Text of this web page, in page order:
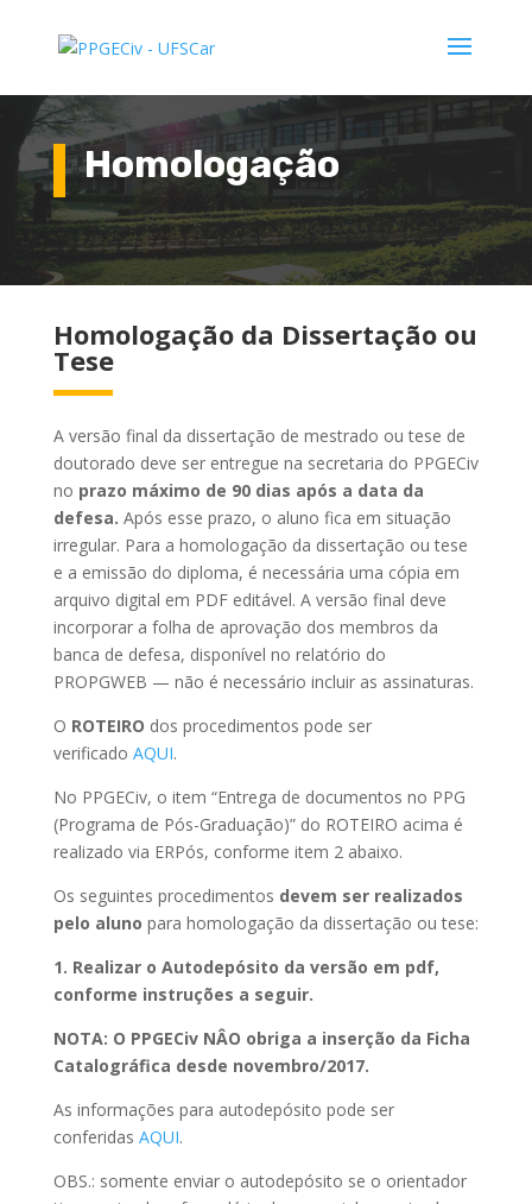
Homologação
Homologação da Dissertação ou
Tese
A versão final da dissertação de mestrado ou tese de
doutorado deve ser entregue na secretaria do PPGECiv
no prazo máximo de 90 dias após a data da
defesa. Após esse prazo, o aluno fica em situação
irregular. Para a homologação da dissertação ou tese
e a emissão do diploma, é necessária uma cópia em
arquivo digital em PDF editável. A versão final deve
incorporar a folha de aprovação dos membros da
banca de defesa, disponível no relatório do
PROPGWEB — não é necessário incluir as assinaturas.
O ROTEIRO dos procedimentos pode ser
verificado AQUI.
No PPGECiv, o item “Entrega de documentos no PPG
(Programa de Pós-Graduação)” do ROTEIRO acima é
realizado via ERPós, conforme item 2 abaixo.
Os seguintes procedimentos devem ser realizados
pelo aluno para homologação da dissertação ou tese:
1. Realizar o Autodepósito da versão em pdf,
conforme instruções a seguir.
NOTA: O PPGECiv NÂO obriga a inserção da Ficha
Catalográfica desde novembro/2017.
As informações para autodepósito pode ser
conferidas AQUI.
OBS.: somente enviar o autodepósito se o orientador